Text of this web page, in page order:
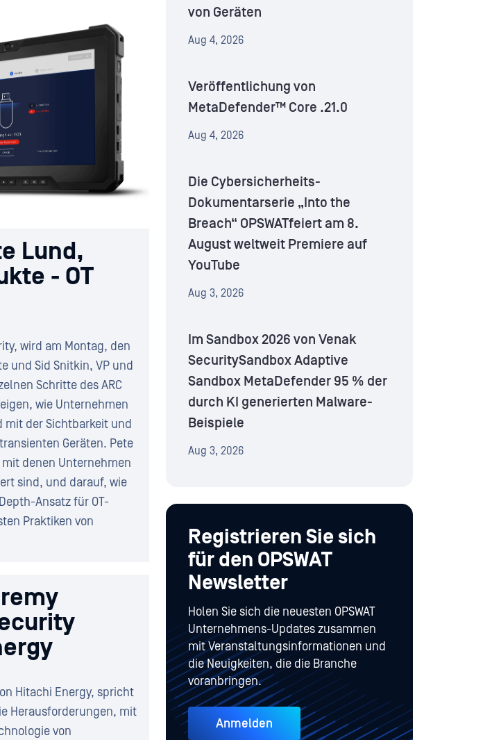
Lund,
- OT
wird am Montag, den
und Sid Snitkin, VP und
Schritte des ARC
wie Unternehmen
mit der Sichtbarkeit und
Geräten. Pete
denen Unternehmen
sind, und darauf, wie
Ansatz für OT-
Praktiken von
Hitachi Energy, spricht
Herausforderungen, mit
von
von Geräten
Aug 4, 2026
Veröffentlichung von
MetaDefender™ Core .21.0
Aug 4, 2026
Die Cybersicherheits-
Dokumentarserie „Into the
Breach“ OPSWATfeiert am 8.
August weltweit Premiere auf
YouTube
Aug 3, 2026
Im Sandbox 2026 von Venak
SecuritySandbox Adaptive
Sandbox MetaDefender 95 % der
durch KI generierten Malware-
Beispiele
Aug 3, 2026
Registrieren Sie sich
für den OPSWAT
Newsletter
Holen Sie sich die neuesten OPSWAT
Unternehmens-Updates zusammen
mit Veranstaltungsinformationen und
die Neuigkeiten, die die Branche
voranbringen.
Anmelden